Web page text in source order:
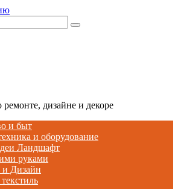
дизайне и декоре
и быт
и оборудование
Ландшафт
руками
и Дизайн